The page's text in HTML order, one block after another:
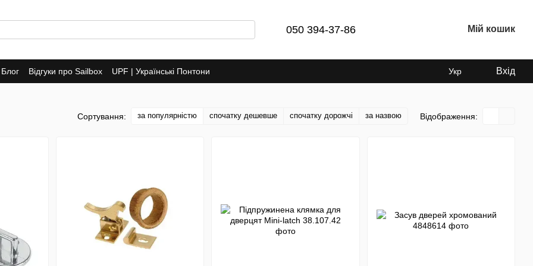
050 394-37-86 Мій кошик
Блог Відгуки про Sailbox UPF | Українські Понтони Укр Вхід
Сортування: за популярністю спочатку дешевше спочатку дорожчі за назвою Відображення: